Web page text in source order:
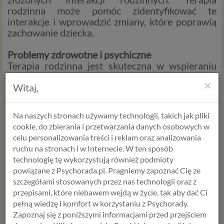
rodzinna może pomóc zidentyfikować te
interakcje i wprowadzić zmiany, które poprawią
zachowanie dziecka.
Problemy zdrowotne i psychiczne
Terapia rodzinna jest skuteczna w wspieraniu
rodzin, które borykają się z chorobami
psychicznymi, takimi jak depresja, lęki, czy
które wpływają na całą rodzinę, np. cukrzycą czy
nowotworem.
Kryzysy rodzinne
Nagłe zmiany życiowe, takie jak rozwód, śmierć
bliskiej osoby, czy utrata pracy, mogą wywołać
kryzys rodzinny. Terapia rodzinna oferuje
wsparcie w procesie przystosowania się do tych
zmian i pomaga w radzeniu sobie z
towarzyszącym im stresem i emocjami.
×
Witaj,
Na naszych stronach używamy technologii, takich jak pliki
cookie, do zbierania i przetwarzania danych osobowych w
celu personalizowania treści i reklam oraz analizowania
ruchu na stronach i w Internecie. W ten sposób
technologię tę wykorzystują również podmioty
powiązane z Psychorada.pl. Pragniemy zapoznać Cię ze
szczegółami stosowanych przez nas technologii oraz z
przepisami, które niebawem wejdą w życie, tak aby dać Ci
pełną wiedzę i komfort w korzystaniu z Psychorady.
Zapoznaj się z poniższymi informacjami przed przejściem